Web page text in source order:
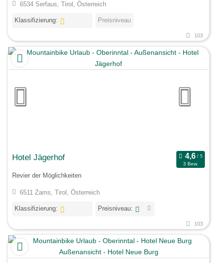
6534 Serfaus, Tirol, Österreich
Klassifizierung: Preisniveau
103
Hotel Jägerhof
3 Bew.
Revier der Möglichkeiten
6511 Zams, Tirol, Österreich
Klassifizierung: Preisniveau:
103